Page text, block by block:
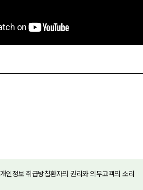
개인정보 취급방침환자의 권리와 의무고객의 소리